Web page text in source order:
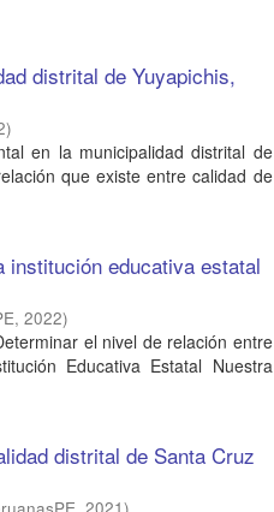
distrital de Yuyapichis,
)
en la municipalidad distrital de
que existe entre calidad de
institución educativa estatal
,2022)
el nivel de relación entre
Educativa Estatal Nuestra
distrital de Santa Cruz